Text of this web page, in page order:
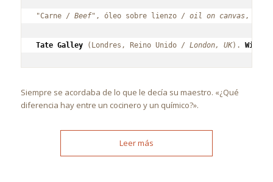
"Carne / Beef", óleo sobre lienzo / oil on canvas, 31,8
Tate Galley (Londres, Reino Unido / London, UK).
Siempre se acordaba de lo que le decía su maestro. «¿Qué
diferencia hay entre un cocinero y un químico?».
Leer más